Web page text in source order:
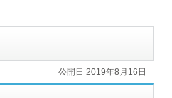
公開日 2019年8月16日